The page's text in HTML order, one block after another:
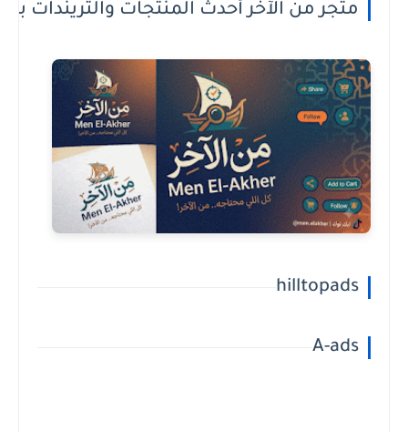
متجر من الآخر أحدث المنتجات والتريندات
hilltopads
A-ads